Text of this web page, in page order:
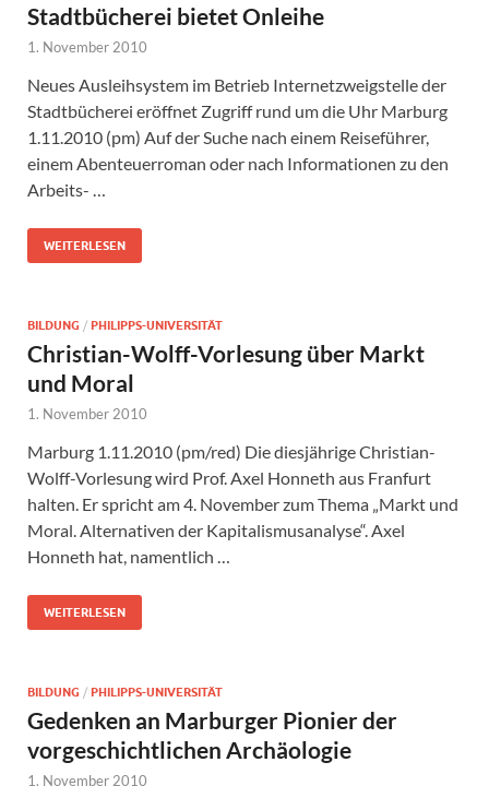
Stadtbücherei bietet Onleihe
1. November 2010
Neues Ausleihsystem im Betrieb Internetzweigstelle der
Stadtbücherei eröffnet Zugriff rund um die Uhr Marburg
1.11.2010 (pm) Auf der Suche nach einem Reiseführer,
einem Abenteuerroman oder nach Informationen zu den
Arbeits- …
WEITERLESEN
BILDUNG / PHILIPPS-UNIVERSITÄT
Christian-Wolff-Vorlesung über Markt
und Moral
1. November 2010
Marburg 1.11.2010 (pm/red) Die diesjährige Christian-
Wolff-Vorlesung wird Prof. Axel Honneth aus Franfurt
halten. Er spricht am 4. November zum Thema „Markt und
Moral. Alternativen der Kapitalismusanalyse“. Axel
Honneth hat, namentlich …
WEITERLESEN
BILDUNG / PHILIPPS-UNIVERSITÄT
Gedenken an Marburger Pionier der
vorgeschichtlichen Archäologie
1. November 2010